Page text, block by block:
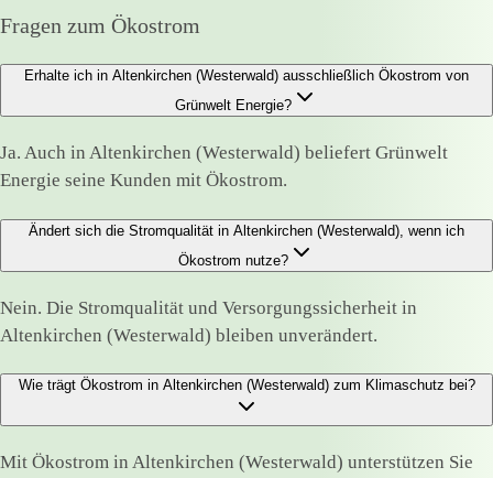
Fragen zum Ökostrom
Erhalte ich in Altenkirchen (Westerwald) ausschließlich Ökostrom von
Grünwelt Energie?
Ja. Auch in Altenkirchen (Westerwald) beliefert Grünwelt
Energie seine Kunden mit Ökostrom.
Ändert sich die Stromqualität in Altenkirchen (Westerwald), wenn ich
Ökostrom nutze?
Nein. Die Stromqualität und Versorgungssicherheit in
Altenkirchen (Westerwald) bleiben unverändert.
Wie trägt Ökostrom in Altenkirchen (Westerwald) zum Klimaschutz bei?
Mit Ökostrom in Altenkirchen (Westerwald) unterstützen Sie